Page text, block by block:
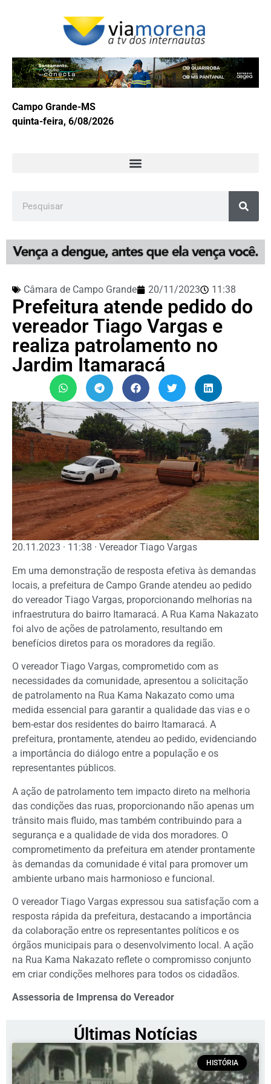
Campo Grande-MS
quinta-feira, 6/08/2026
Câmara de Campo Grande 20/11/2023 11:38
Prefeitura atende pedido do
vereador Tiago Vargas e
realiza patrolamento no
Jardim Itamaracá
20.11.2023 · 11:38 · Vereador Tiago Vargas
Em uma demonstração de resposta efetiva às demandas
locais, a prefeitura de Campo Grande atendeu ao pedido
do vereador Tiago Vargas, proporcionando melhorias na
infraestrutura do bairro Itamaracá. A Rua Kama Nakazato
foi alvo de ações de patrolamento, resultando em
benefícios diretos para os moradores da região.
O vereador Tiago Vargas, comprometido com as
necessidades da comunidade, apresentou a solicitação
de patrolamento na Rua Kama Nakazato como uma
medida essencial para garantir a qualidade das vias e o
bem-estar dos residentes do bairro Itamaracá. A
prefeitura, prontamente, atendeu ao pedido, evidenciando
a importância do diálogo entre a população e os
representantes públicos.
A ação de patrolamento tem impacto direto na melhoria
das condições das ruas, proporcionando não apenas um
trânsito mais fluido, mas também contribuindo para a
segurança e a qualidade de vida dos moradores. O
comprometimento da prefeitura em atender prontamente
às demandas da comunidade é vital para promover um
ambiente urbano mais harmonioso e funcional.
O vereador Tiago Vargas expressou sua satisfação com a
resposta rápida da prefeitura, destacando a importância
da colaboração entre os representantes políticos e os
órgãos municipais para o desenvolvimento local. A ação
na Rua Kama Nakazato reflete o compromisso conjunto
em criar condições melhores para todos os cidadãos.
Assessoria de Imprensa do Vereador
Últimas Notícias
HISTÓRIA